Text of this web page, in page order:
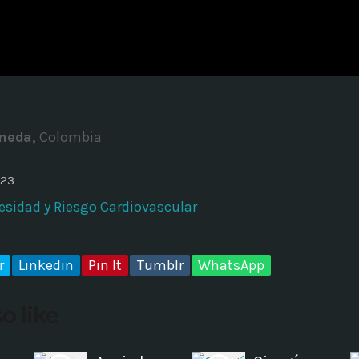
Time
Colombia
y Riesgo Cardiovascular
Linkedin Pin It Tumblr WhatsApp